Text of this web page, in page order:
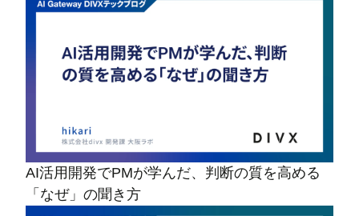
AI活用開発でPMが学んだ、判断の質を高める
「なぜ」の聞き方